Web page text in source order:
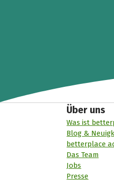
Über uns
Was ist
Blog &
betterplace
Das Team
Jobs
Presse